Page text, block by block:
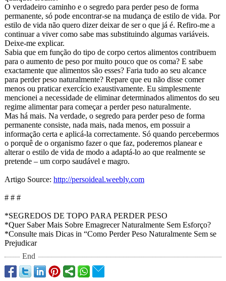
O verdadeiro caminho e o segredo para perder peso de forma
permanente, só pode encontrar-se na mudança de estilo de vida. Por
estilo de vida não quero dizer deixar de ser o que já é. Refiro-me a
continuar a viver como sabe mas substituindo algumas variáveis.
Deixe-me explicar.
Sabia que em função do tipo de corpo certos alimentos contribuem
para o aumento de peso por muito pouco que os coma? E sabe
exactamente que alimentos são esses? Faria tudo ao seu alcance
para perder peso naturalmente? Repare que eu não disse comer
menos ou praticar exercício exaustivamente. Eu simplesmente
mencionei a necessidade de eliminar determinados alimentos do seu
regime alimentar para começar a perder peso naturalmente.
Mas há mais. Na verdade, o segredo para perder peso de forma
permanente consiste, nada mais, nada menos, em possuir a
informação certa e aplicá-la correctamente. Só quando percebermos
o porquê de o organismo fazer o que faz, poderemos planear e
alterar o estilo de vida de modo a adaptá-lo ao que realmente se
pretende – um corpo saudável e magro.
Artigo Source: http://persoideal.weebly.com
# # #
*SEGREDOS DE TOPO PARA PERDER PESO
*Quer Saber Mais Sobre Emagrecer Naturalmente Sem Esforço?
*Consulte mais Dicas in “Como Perder Peso Naturalmente Sem se
Prejudicar
End